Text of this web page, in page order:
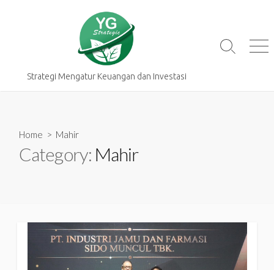
Strategi Mengatur Keuangan dan Investasi
Search
Home > Mahir
Category: Mahir